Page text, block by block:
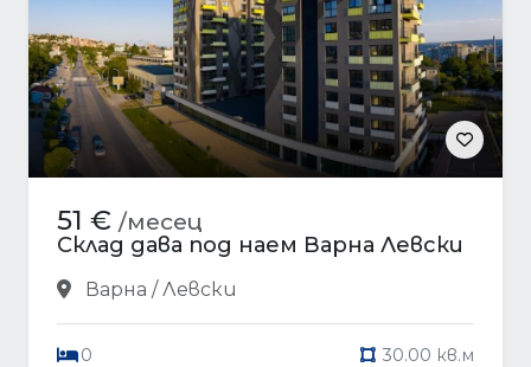
51 € /месец
Склад дава под наем Варна Левски
Варна / Левски
0 30.00 кв.м